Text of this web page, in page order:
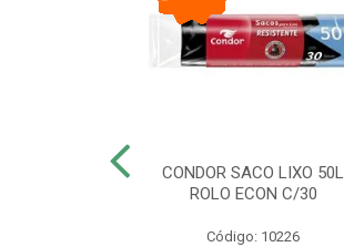
CONDOR SACO LIXO 50L
ROLO ECON C/30
Código: 10226